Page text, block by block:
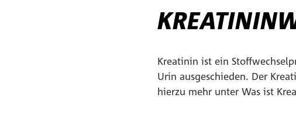
Kreatinin ist ein
Urin ausgeschieden. Der
hierzu mehr unter Was ist